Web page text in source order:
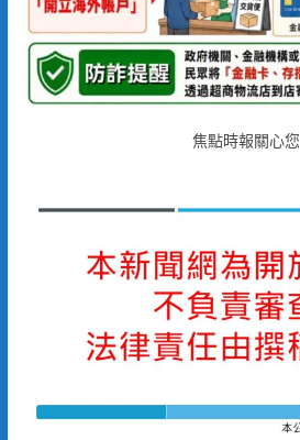
焦點時報關心您